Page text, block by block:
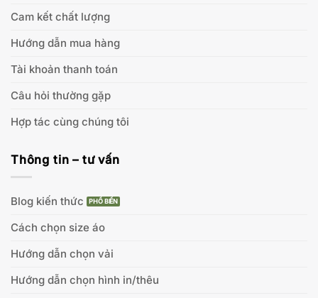
Cam kết chất lượng
Hướng dẫn mua hàng
Tài khoản thanh toán
Câu hỏi thường gặp
Hợp tác cùng chúng tôi
Thông tin – tư vấn
Blog kiến thức
Cách chọn size áo
Hướng dẫn chọn vải
Hướng dẫn chọn hình in/thêu